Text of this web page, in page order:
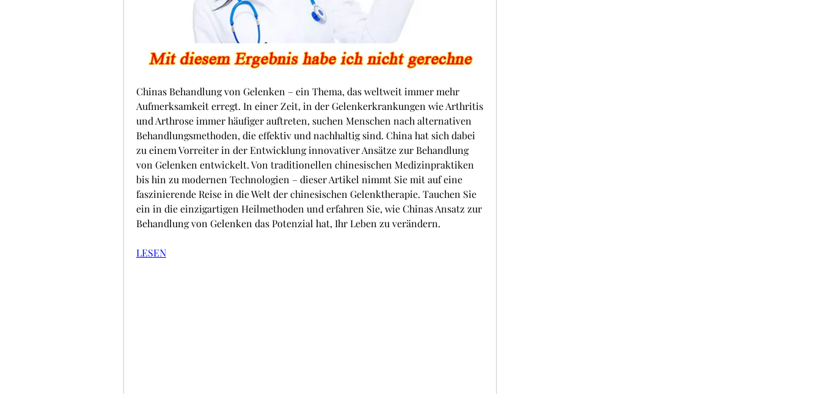
Chinas Behandlung von Gelenken – ein Thema, das weltweit immer mehr
Aufmerksamkeit erregt. In einer Zeit, in der Gelenkerkrankungen wie Arthritis
und Arthrose immer häufiger auftreten, suchen Menschen nach alternativen
Behandlungsmethoden, die effektiv und nachhaltig sind. China hat sich dabei
zu einem Vorreiter in der Entwicklung innovativer Ansätze zur Behandlung
von Gelenken entwickelt. Von traditionellen chinesischen Medizinpraktiken
bis hin zu modernen Technologien – dieser Artikel nimmt Sie mit auf eine
faszinierende Reise in die Welt der chinesischen Gelenktherapie. Tauchen Sie
ein in die einzigartigen Heilmethoden und erfahren Sie, wie Chinas Ansatz zur
Behandlung von Gelenken das Potenzial hat, Ihr Leben zu verändern.
LESEN